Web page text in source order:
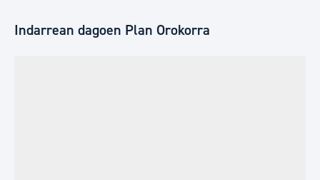
Indarrean dagoen Plan Orokorra